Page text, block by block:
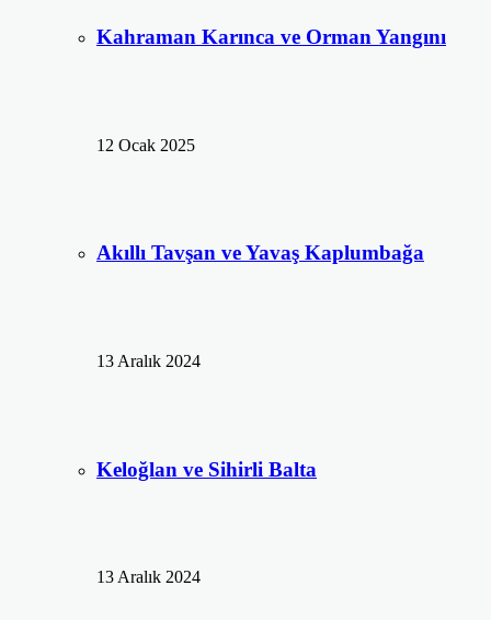
Kahraman Karınca ve Orman Yangını
12 Ocak 2025
Akıllı Tavşan ve Yavaş Kaplumbağa
13 Aralık 2024
Keloğlan ve Sihirli Balta
13 Aralık 2024